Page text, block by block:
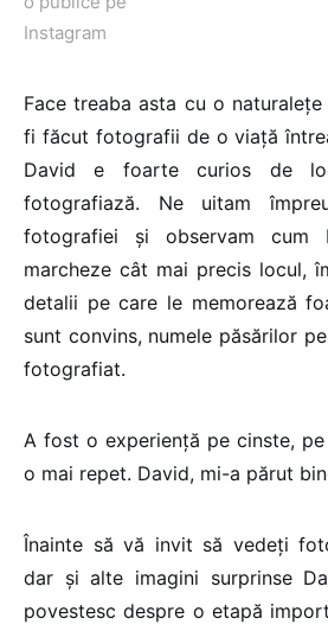
Instagram
Face treaba asta cu o
fi făcut fotografii de o viață
David e foarte curios de
fotografiază. Ne uitam
fotografiei și observam cum
marcheze cât mai precis locul,
detalii pe care le memorează
sunt convins, numele păsărilor
fotografiat.
A fost o experiență pe cinste,
o mai repet. David, mi-a părut
Înainte să vă invit să vedeți
dar și alte imagini surprinse
povestesc despre o etapă